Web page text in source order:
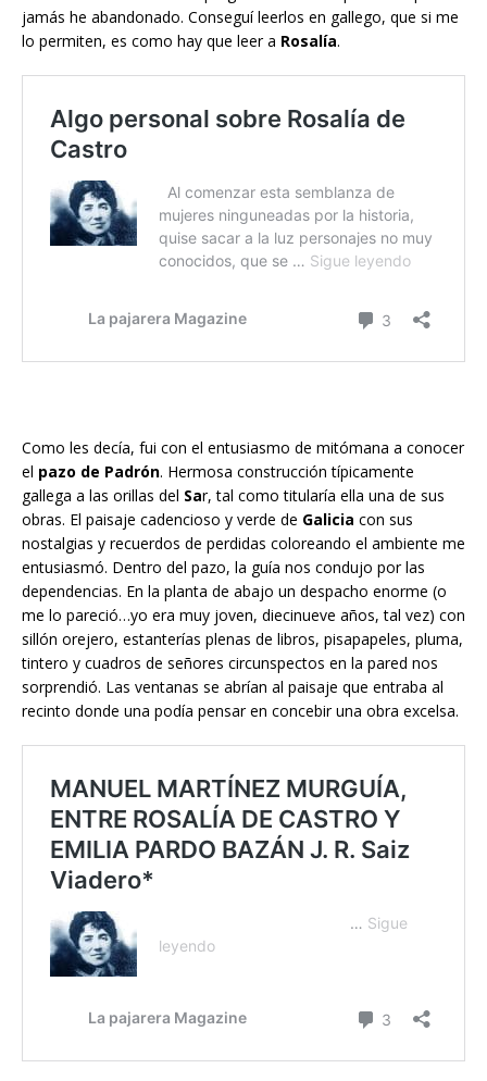
jamás he abandonado. Conseguí leerlos en gallego, que si me
lo permiten, es como hay que leer a Rosalía.
Como les decía, fui con el entusiasmo de mitómana a conocer
el pazo de Padrón. Hermosa construcción típicamente
gallega a las orillas del Sar, tal como titularía ella una de sus
obras. El paisaje cadencioso y verde de Galicia con sus
nostalgias y recuerdos de perdidas coloreando el ambiente me
entusiasmó. Dentro del pazo, la guía nos condujo por las
dependencias. En la planta de abajo un despacho enorme (o
me lo pareció…yo era muy joven, diecinueve años, tal vez) con
sillón orejero, estanterías plenas de libros, pisapapeles, pluma,
tintero y cuadros de señores circunspectos en la pared nos
sorprendió. Las ventanas se abrían al paisaje que entraba al
recinto donde una podía pensar en concebir una obra excelsa.